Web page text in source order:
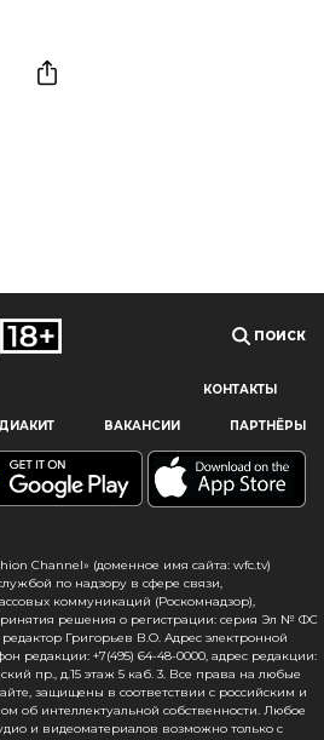
cookie и похожие технологии,
персонализированную
предпочтения в области
свое согласие на использование
с настоящим уведомлением
файлов. Если вы не согласны
данный тип файлов,
образом установить
или не использовать сайт wfc.tv
ПОИСК
КОНТАКТЫ
ВАКАНСИИ ПАРТНЁРЫ
Channel» (доменное имя сайта: wfc.tv)
по надзору в сфере связи,
коммуникаций (Роскомнадзор),
решения о регистрации: серия Эл № ФС
Григорьев В.О. Адрес электронной
редакции: +7(495) 64-48-0000, адрес редакции:
пр., д.15 этаж 5 каб. 3. Все права на любые
защищены в соответствии с российским и
об интеллектуальной собственности. Любое
и видеоматериалов возможно только с